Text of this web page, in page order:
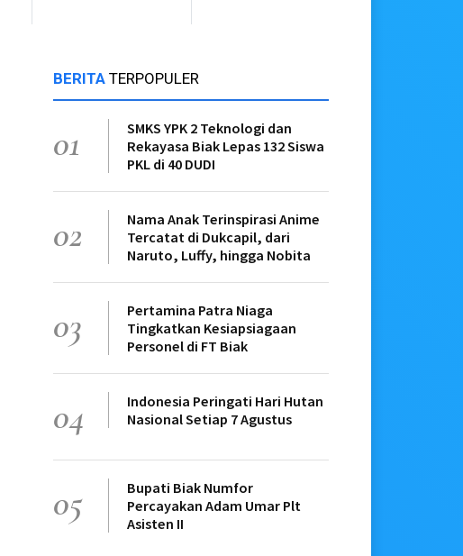
BERITATERPOPULER
01
SMKS YPK 2 Teknologi dan
Rekayasa Biak Lepas 132 Siswa
PKL di 40 DUDI
02
Nama Anak Terinspirasi Anime
Tercatat di Dukcapil, dari
Naruto, Luffy, hingga Nobita
03
Pertamina Patra Niaga
Tingkatkan Kesiapsiagaan
Personel di FT Biak
04
Indonesia Peringati Hari Hutan
Nasional Setiap 7 Agustus
05
Bupati Biak Numfor
Percayakan Adam Umar Plt
Asisten II